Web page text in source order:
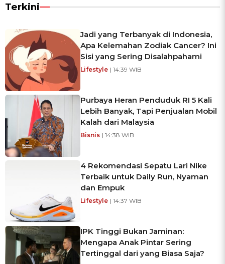
Terkini
Jadi yang Terbanyak di Indonesia,
Apa Kelemahan Zodiak Cancer? Ini
Sisi yang Sering Disalahpahami
Lifestyle | 14:39 WIB
Purbaya Heran Penduduk RI 5 Kali
Lebih Banyak, Tapi Penjualan Mobil
Kalah dari Malaysia
Bisnis | 14:38 WIB
4 Rekomendasi Sepatu Lari Nike
Terbaik untuk Daily Run, Nyaman
dan Empuk
Lifestyle | 14:37 WIB
IPK Tinggi Bukan Jaminan:
Mengapa Anak Pintar Sering
Tertinggal dari yang Biasa Saja?